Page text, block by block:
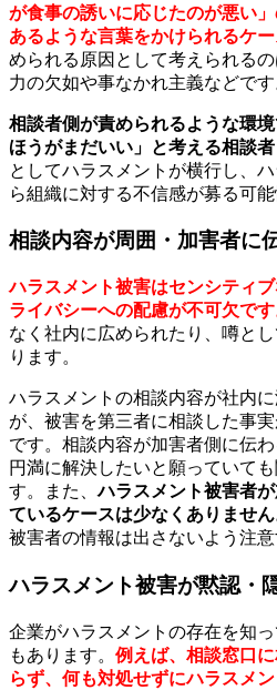
が食事の誘いに応じたのが悪い
あるような言葉をかけられるケー
められる原因として考えられる
力の欠如や事なかれ主義などです
相談者側が責められるような環
ほうがまだいい」と考える相談者
としてハラスメントが横行し、
ら組織に対する不信感が募る可能
相談内容が周囲・加害者に
ハラスメント被害はセンシティ
ライバシーへの配慮が不可欠です
なく社内に広められたり、噂と
ります。
ハラスメントの相談内容が社内
が、被害を第三者に相談した事
です。相談内容が加害者側に伝
円満に解決したいと願っていて
す。また、ハラスメント被害者
ているケースは少なくありません
被害者の情報は出さないよう注意
ハラスメント被害が黙認・
企業がハラスメントの存在を知
もあります。 例えば、相談窓口
らず、何も対処せずにハラスメ